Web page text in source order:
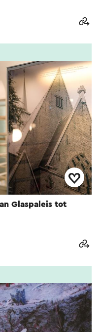
Glaspaleis tot